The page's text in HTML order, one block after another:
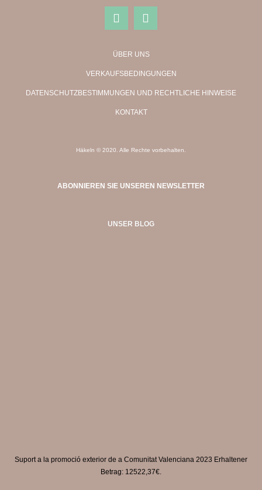
ÜBER UNS
VERKAUFSBEDINGUNGEN
DATENSCHUTZBESTIMMUNGEN UND RECHTLICHE HINWEISE
KONTAKT
Häkeln © 2020. Alle Rechte vorbehalten.
ABONNIEREN SIE UNSEREN NEWSLETTER
UNSER BLOG
Suport a la promoció exterior de a Comunitat Valenciana 2023 Erhaltener
Betrag: 12522,37€.